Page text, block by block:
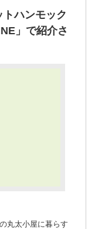
トハンモック
」で紹介さ
丸太小屋に暮らす